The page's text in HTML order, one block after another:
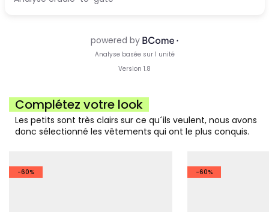
Complétez votre look
Les petits sont très clairs sur ce qu´ils veulent, nous avons
donc sélectionné les vêtements qui ont le plus conquis.
-60% -60%